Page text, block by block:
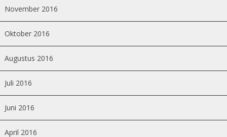
November 2016
Oktober 2016
Augustus 2016
Juli 2016
Juni 2016
April 2016